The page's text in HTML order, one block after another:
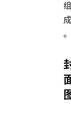
组
成
。